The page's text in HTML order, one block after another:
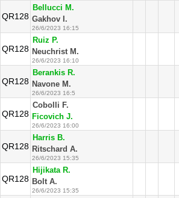
QR128
Bellucci M.
Gakhov I.
26/6/2023 16:15
QR128
Ruiz P.
Neuchrist M.
26/6/2023 16:10
QR128
Berankis R.
Navone M.
26/6/2023 16:5
QR128
Cobolli F.
Ficovich J.
26/6/2023 16:00
QR128
Harris B.
Ritschard A.
26/6/2023 15:35
QR128
Hijikata R.
Bolt A.
26/6/2023 15:35